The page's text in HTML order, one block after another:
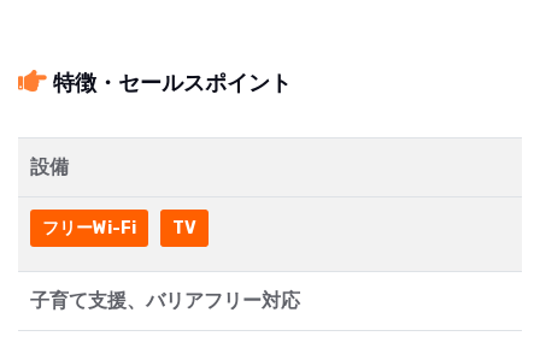
特徴・セールスポイント
設備
フリーWi-Fi TV
子育て支援、バリアフリー対応